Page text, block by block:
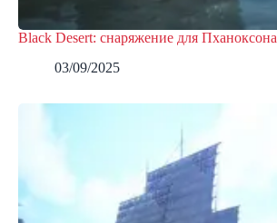
Black Desert: снаряжение для Пханоксона
03/09/2025